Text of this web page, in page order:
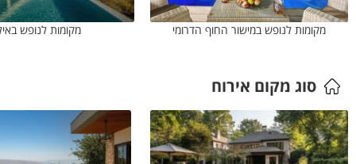
מקומות לנופש במישור החוף הדרומי מקומות לנופש
סוג מקום אירוח